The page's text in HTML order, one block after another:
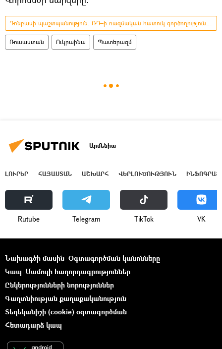
Դոնբասի պաշտպանություն. ՌԴ–ի ռազմական հատուկ գործողությունը Ուկրաինայում
Ռուսաստան Ուկրաինա Պատերազմ
Արմենիա
ԼՈՒՐԵՐ ՀԱՅԱՍՏԱՆ ԱՇԽԱՐՀ ՎԵՐԼՈՒԾՈՒԹՅՈՒՆ
Rutube Telegram ТikТоk VK
Նախագծի մասին Օգտագործման կանոնները
Կապ Մամուլի հաղորդագրություններ
Ընկերությունների նորություններ
Գաղտնիության քաղաքականություն
Տեղեկանիշի (cookie) օգտագործման
Հետադարձ կապ